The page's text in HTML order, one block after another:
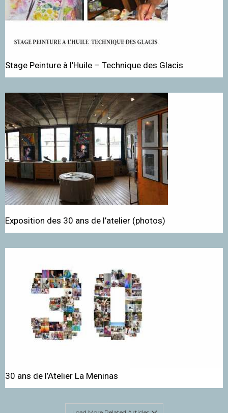
Stage Peinture à l’Huile – Technique des Glacis
Exposition des 30 ans de l’atelier (photos)
30 ans de l’Atelier La Meninas